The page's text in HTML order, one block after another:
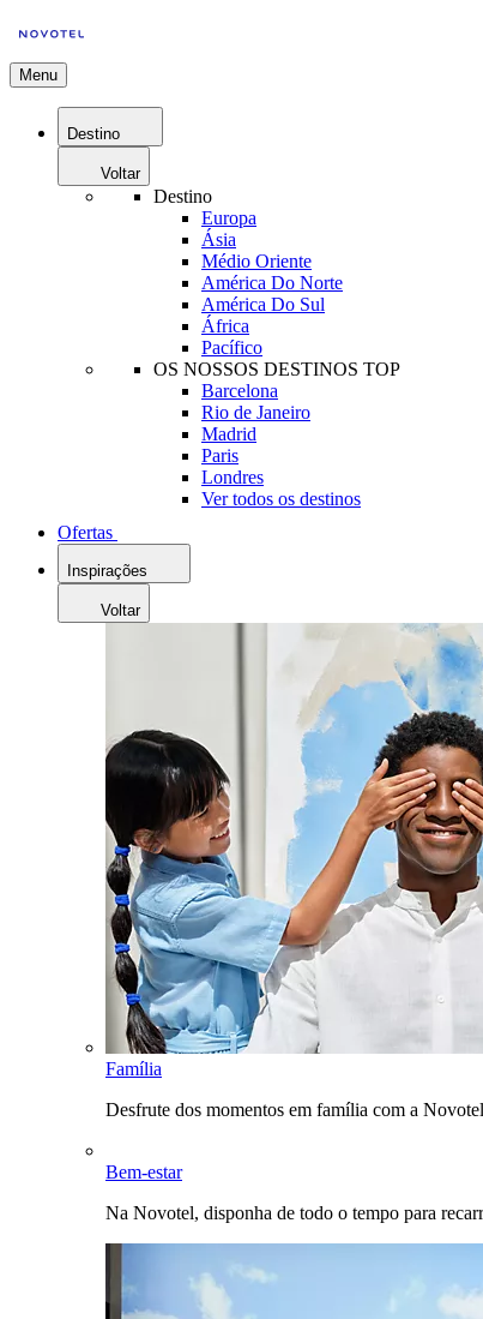
Menu
Destino
Voltar
Destino
Europa
Ásia
Médio Oriente
América Do Norte
América Do Sul
África
Pacífico
OS NOSSOS DESTINOS TOP
Barcelona
Rio de Janeiro
Madrid
Paris
Londres
Ver todos os destinos
Ofertas
Inspirações
Voltar
Família
Desfrute dos momentos em família com a
Bem-estar
Na Novotel, disponha de todo o tempo para